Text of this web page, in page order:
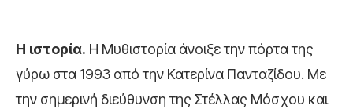
Η ιστορία. Η Μυθιστορία άνοιξε την πόρτα της
γύρω στα 1993 από την Κατερίνα Πανταζίδου. Με
την σημερινή διεύθυνση της Στέλλας Μόσχου και